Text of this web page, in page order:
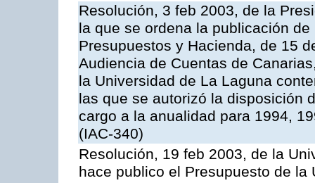
Resolución, 3 feb 2003, de la
la que se ordena la publicación
Presupuestos y Hacienda, de 15
Audiencia de Cuentas de
la Universidad de La Laguna
las que se autorizó la disposición
cargo a la anualidad para 1994,
(IAC-340)
Resolución, 19 feb 2003, de la
hace publico el Presupuesto de